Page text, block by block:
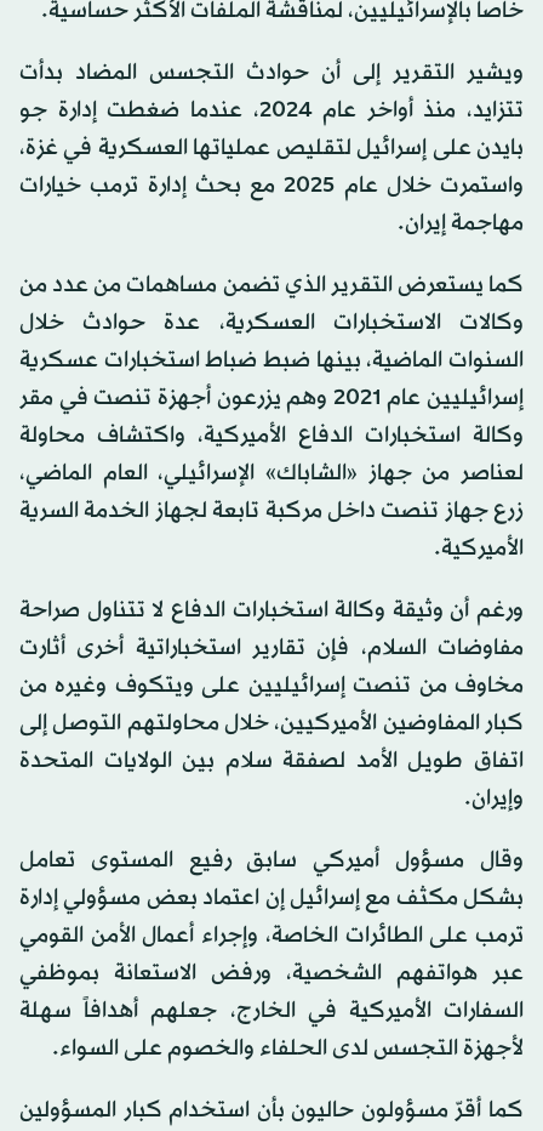
خاصاً بالإسرائيليين، لمناقشة الملفات الأكثر حساسية.
ويشير التقرير إلى أن حوادث التجسس المضاد بدأت
تتزايد، منذ أواخر عام 2024، عندما ضغطت إدارة جو
بايدن على إسرائيل لتقليص عملياتها العسكرية في غزة،
واستمرت خلال عام 2025 مع بحث إدارة ترمب خيارات
مهاجمة إيران.
كما يستعرض التقرير الذي تضمن مساهمات من عدد من
وكالات الاستخبارات العسكرية، عدة حوادث خلال
السنوات الماضية، بينها ضبط ضباط استخبارات عسكرية
إسرائيليين عام 2021 وهم يزرعون أجهزة تنصت في مقر
وكالة استخبارات الدفاع الأميركية، واكتشاف محاولة
لعناصر من جهاز «الشاباك» الإسرائيلي، العام الماضي،
زرع جهاز تنصت داخل مركبة تابعة لجهاز الخدمة السرية
الأميركية.
ورغم أن وثيقة وكالة استخبارات الدفاع لا تتناول صراحة
مفاوضات السلام، فإن تقارير استخباراتية أخرى أثارت
مخاوف من تنصت إسرائيليين على ويتكوف وغيره من
كبار المفاوضين الأميركيين، خلال محاولتهم التوصل إلى
اتفاق طويل الأمد لصفقة سلام بين الولايات المتحدة
وإيران.
وقال مسؤول أميركي سابق رفيع المستوى تعامل
بشكل مكثف مع إسرائيل إن اعتماد بعض مسؤولي إدارة
ترمب على الطائرات الخاصة، وإجراء أعمال الأمن القومي
عبر هواتفهم الشخصية، ورفض الاستعانة بموظفي
السفارات الأميركية في الخارج، جعلهم أهدافاً سهلة
لأجهزة التجسس لدى الحلفاء والخصوم على السواء.
كما أقرّ مسؤولون حاليون بأن استخدام كبار المسؤولين